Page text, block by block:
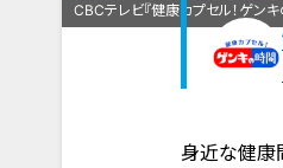
CBCテレビ『健康カプセル！ゲンキ
身近な健康